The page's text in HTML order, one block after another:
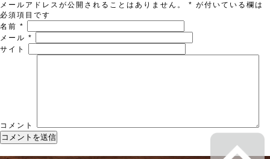
メールアドレスが公開されることはありません。 * が付いている欄は
必須項目です
名前 *
メール *
サイト
コメント